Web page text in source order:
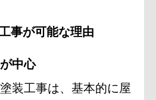
事が可能な理由
中心
装工事は、基本的に屋